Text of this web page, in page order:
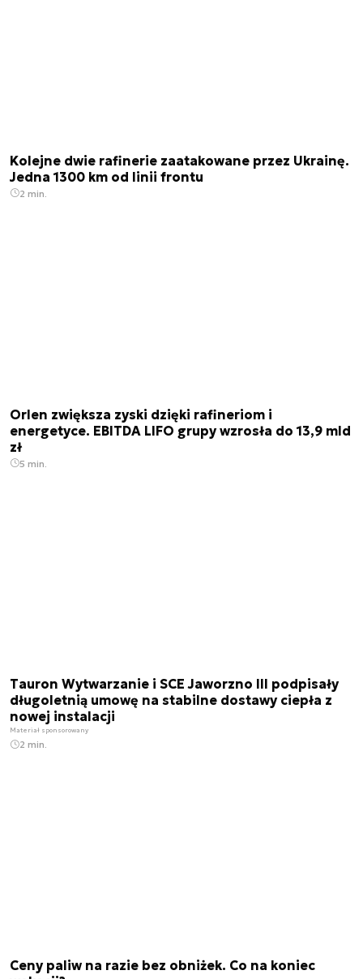
Kolejne dwie rafinerie zaatakowane przez Ukrainę.
Jedna 1300 km od linii frontu
2 min.
Orlen zwiększa zyski dzięki rafineriom i
energetyce. EBITDA LIFO grupy wzrosła do 13,9 mld
zł
5 min.
Tauron Wytwarzanie i SCE Jaworzno III podpisały
długoletnią umowę na stabilne dostawy ciepła z
nowej instalacji
Materiał sponsorowany
2 min.
Ceny paliw na razie bez obniżek. Co na koniec